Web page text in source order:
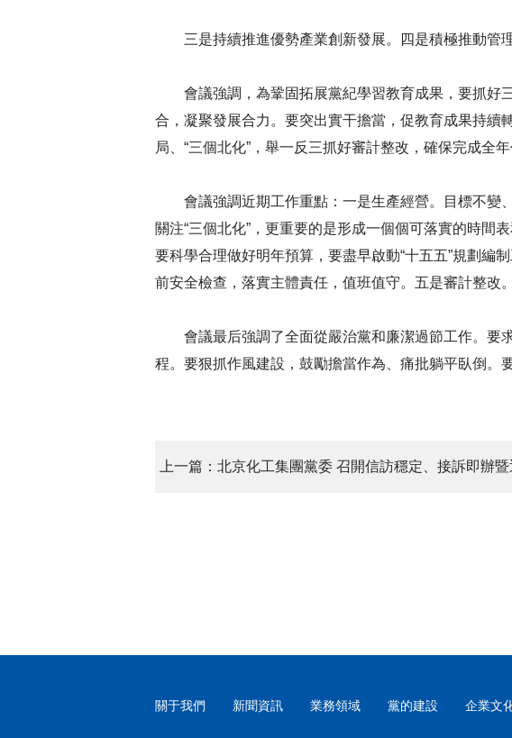
三是持續推進優勢產業創新發展。四是積極推動管
會議強調，為鞏固拓展黨紀學習教育成果，要抓好
合，凝聚發展合力。要突出實干擔當，促教育成果持續
局、“三個北化”，舉一反三抓好審計整改，確保完成全
會議強調近期工作重點：一是生產經營。目標不變
關注“三個北化”，更重要的是形成一個個可落實的時間
要科學合理做好明年預算，要盡早啟動“十五五”規劃編
前安全檢查，落實主體責任，值班值守。五是審計整改
會議最后強調了全面從嚴治黨和廉潔過節工作。要
程。要狠抓作風建設，鼓勵擔當作為、痛批躺平臥倒。
關于我們 新聞資訊 業務領域 黨的建設 企業文